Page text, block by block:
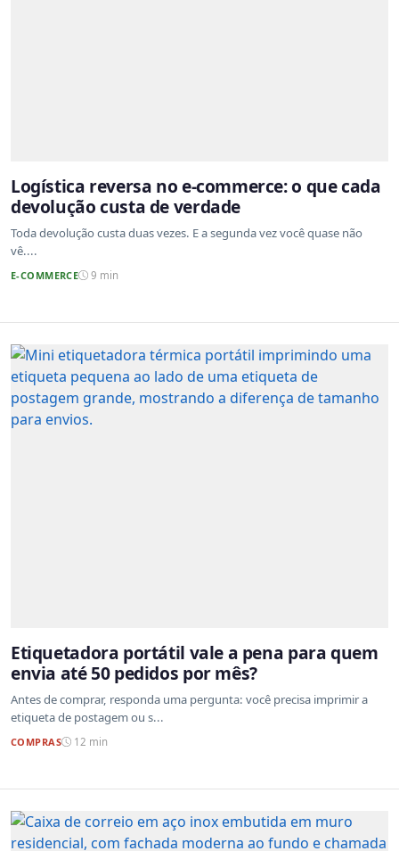
Logística reversa no e-commerce: o que cada
devolução custa de verdade
Toda devolução custa duas vezes. E a segunda vez você quase não
vê....
E-COMMERCE 9 min
Etiquetadora portátil vale a pena para quem
envia até 50 pedidos por mês?
Antes de comprar, responda uma pergunta: você precisa imprimir a
etiqueta de postagem ou s...
COMPRAS 12 min